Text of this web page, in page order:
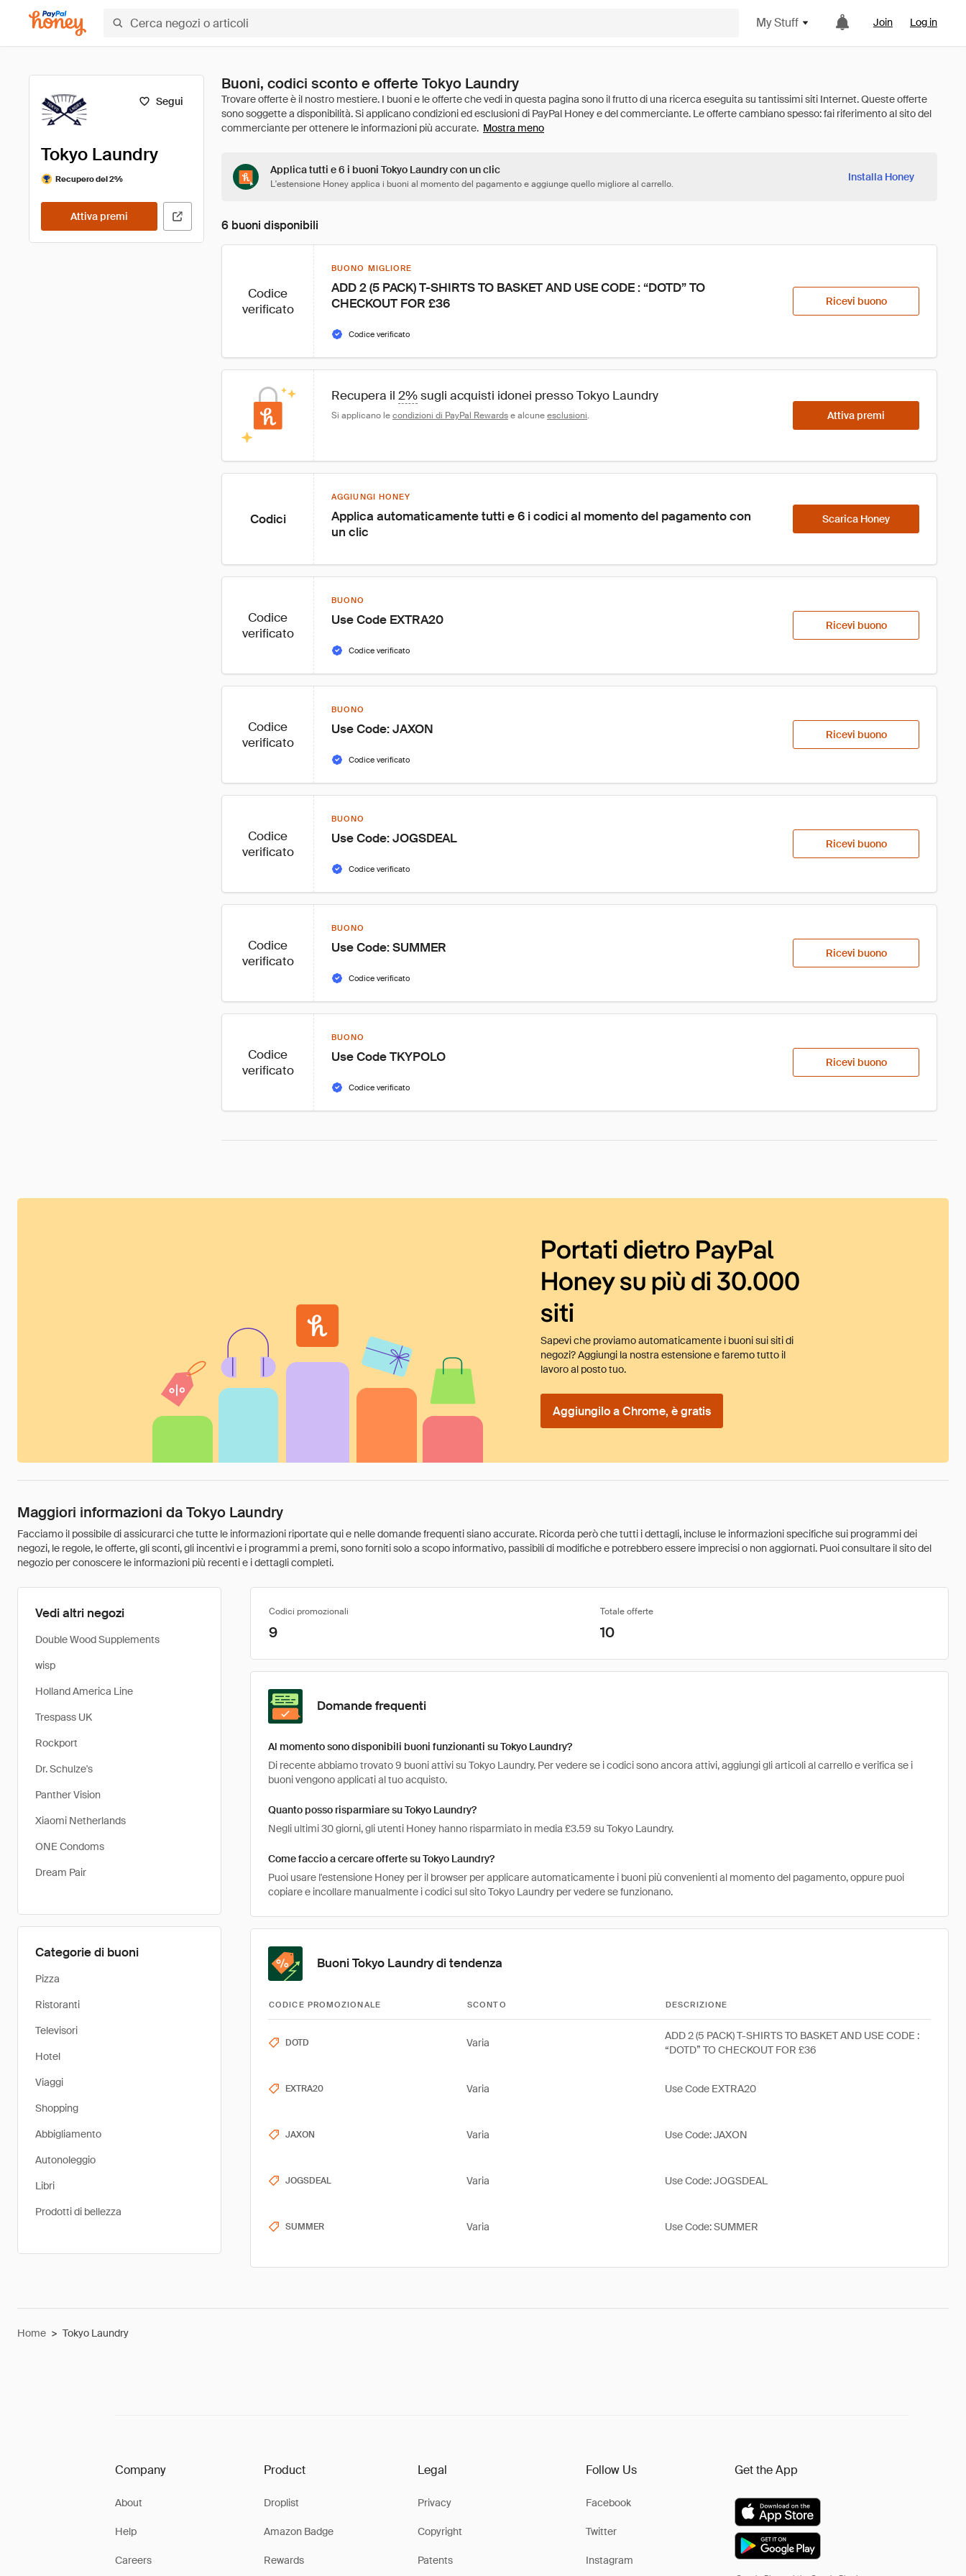
My Stuff Join Log in
Segui
Tokyo Laundry
Recupero del 2%
Attiva premi
Buoni, codici sconto e offerte Tokyo Laundry
Mostra meno
Applica tutti e 6 i buoni Tokyo Laundry con un clic
L'estensione Honey applica i buoni al momento del pagamento e aggiunge quello migliore al carrello.
Installa Honey
6 buoni disponibili
Codice
verificato
BUONO MIGLIORE
ADD 2 (5 PACK) T-SHIRTS TO BASKET AND USE CODE : “DOTD” TO
CHECKOUT FOR £36
Codice verificato
Ricevi buono
Recupera il 2% sugli acquisti idonei presso Tokyo Laundry
Si applicano le condizioni di PayPal Rewards e alcune esclusioni. Attiva premi
Codici
AGGIUNGI HONEY
Applica automaticamente tutti e 6 i codici al momento del pagamento con
un clic
Scarica Honey
Codice
verificato
BUONO
Use Code EXTRA20
Codice verificato
Ricevi buono
Codice
verificato
BUONO
Use Code: JAXON
Codice verificato
Ricevi buono
Codice
verificato
BUONO
Use Code: JOGSDEAL
Codice verificato
Ricevi buono
Codice
verificato
BUONO
Use Code: SUMMER
Codice verificato
Ricevi buono
Codice
verificato
BUONO
Use Code TKYPOLO
Codice verificato
Ricevi buono
Portati dietro PayPal
Honey su più di 30.000
siti
Sapevi che proviamo automaticamente i buoni sui siti di
negozi? Aggiungi la nostra estensione e faremo tutto il
lavoro al posto tuo.
Aggiungilo a Chrome, è gratis
Maggiori informazioni da Tokyo Laundry
Facciamo il possibile di assicurarci che tutte le informazioni riportate qui e nelle domande frequenti siano accurate. Ricorda però che tutti i dettagli, incluse le informazioni specifiche sui programmi dei
negozi, le regole, le offerte, gli sconti, gli incentivi e i programmi a premi, sono forniti solo a scopo informativo, passibili di modifiche e potrebbero essere imprecisi o non aggiornati. Puoi consultare il sito del
negozio per conoscere le informazioni più recenti e i dettagli completi.
Vedi altri negozi
Double Wood Supplements
wisp
Holland America Line
Trespass UK
Rockport
Dr. Schulze's
Panther Vision
Xiaomi Netherlands
ONE Condoms
Dream Pair
Categorie di buoni
Pizza
Ristoranti
Televisori
Hotel
Viaggi
Shopping
Abbigliamento
Autonoleggio
Libri
Prodotti di bellezza
Codici promozionali Totale offerte
9 10
Domande frequenti
Al momento sono disponibili buoni funzionanti su Tokyo Laundry?
Di recente abbiamo trovato 9 buoni attivi su Tokyo Laundry. Per vedere se i codici sono ancora attivi, aggiungi gli articoli al carrello e verifica se i
buoni vengono applicati al tuo acquisto.
Quanto posso risparmiare su Tokyo Laundry?
Negli ultimi 30 giorni, gli utenti Honey hanno risparmiato in media £3.59 su Tokyo Laundry.
Come faccio a cercare offerte su Tokyo Laundry?
Puoi usare l'estensione Honey per il browser per applicare automaticamente i buoni più convenienti al momento del pagamento, oppure puoi
copiare e incollare manualmente i codici sul sito Tokyo Laundry per vedere se funzionano.
Buoni Tokyo Laundry di tendenza
CODICE PROMOZIONALE SCONTO DESCRIZIONE
DOTD Varia
ADD 2 (5 PACK) T-SHIRTS TO BASKET AND USE CODE :
“DOTD” TO CHECKOUT FOR £36
EXTRA20 Varia Use Code EXTRA20
JAXON Varia Use Code: JAXON
JOGSDEAL Varia Use Code: JOGSDEAL
SUMMER Varia Use Code: SUMMER
Home > Tokyo Laundry
Company
About
Help
Careers
Product
Droplist
Amazon Badge
Rewards
Legal
Privacy
Copyright
Patents
Follow Us
Facebook
Twitter
Instagram
Get the App